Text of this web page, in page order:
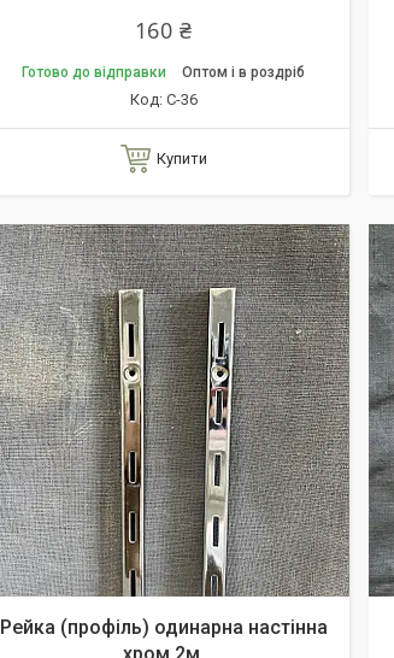
160 ₴
Готово до відправки Оптом і в роздріб
С-36
Купити
Рейка (профіль) одинарна настінна